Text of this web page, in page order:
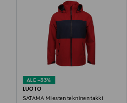
ALE –33%
LUOTO
SATAMA Miesten tekninen takki